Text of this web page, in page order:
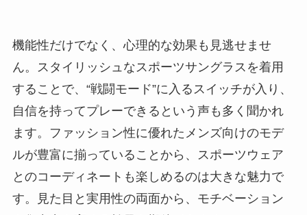
機能性だけでなく、心理的な効果も見逃せませ
ん。スタイリッシュなスポーツサングラスを着用
することで、“戦闘モード”に入るスイッチが入り、
自信を持ってプレーできるという声も多く聞かれ
ます。ファッション性に優れたメンズ向けのモデ
ルが豊富に揃っていることから、スポーツウェア
とのコーディネートも楽しめるのは大きな魅力で
す。見た目と実用性の両面から、モチベーション